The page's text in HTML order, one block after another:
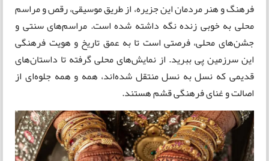
فرهنگ و هنر مردمان این جزیره، از طریق موسیقی، رقص و مراسم
محلی به خوبی زنده نگه داشته شده است. مراسم‌های سنتی و
جشن‌های محلی، فرصتی است تا به عمق تاریخ و هویت فرهنگی
این سرزمین پی ببرید. از نمایش‌های محلی گرفته تا داستان‌های
قدیمی که نسل به نسل منتقل شده‌اند، همه و همه جلوه‌ای از
اصالت و غنای فرهنگی قشم هستند.